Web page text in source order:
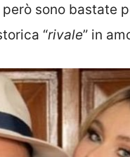
sono bastate
“rivale” in